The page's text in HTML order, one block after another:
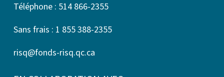
Téléphone : 514 866-2355
Sans frais : 1 855 388-2355
risq@fonds-risq.qc.ca